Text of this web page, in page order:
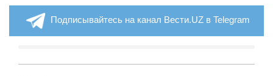
Подписывайтесь на канал Вести.UZ в Telegram